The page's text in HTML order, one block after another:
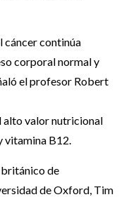
cáncer continúa
corporal normal y
el profesor Robert
alto valor nutricional
vitamina B12.
de
de Oxford, Tim